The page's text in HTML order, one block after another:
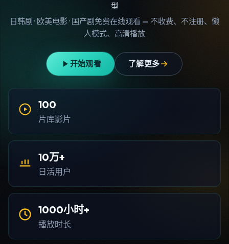
型
日韩剧 · 欧美电影 · 国产剧免费在线观看 — 不收费、不注册、懒
人模式、高清播放
开始观看 了解更多
100
片库影片
10万+
日活用户
1000小时+
播放时长